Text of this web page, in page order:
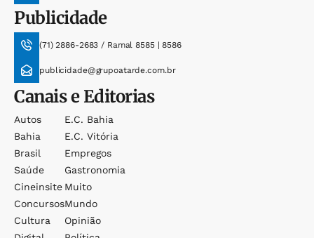
Publicidade
(71) 2886-2683 / Ramal 8585 | 8586
publicidade@grupoatarde.com.br
Canais e Editorias
Autos
Bahia
Brasil
Saúde
Cineinsite
Concursos
Cultura
E.c. Bahia
E.c. Vitória
Empregos
Gastronomia
Muito
Mundo
Opinião